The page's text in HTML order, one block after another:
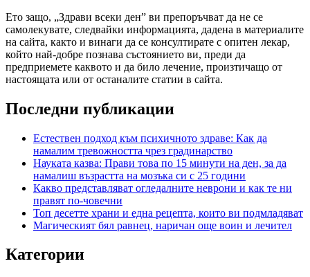
Ето защо, „Здрави всеки ден” ви препоръчват да не се
самолекувате, следвайки информацията, дадена в материалите
на сайта, както и винаги да се консултирате с опитен лекар,
който най-добре познава състоянието ви, преди да
предприемете каквото и да било лечение, произтичащо от
настоящата или от останалите статии в сайта.
Последни публикации
Естествен подход към психичното здраве: Как да
намалим тревожността чрез градинарство
Науката казва: Прави това по 15 минути на ден, за да
намалиш възрастта на мозъка си с 25 години
Какво представляват огледалните неврони и как те ни
правят по-човечни
Топ десетте храни и една рецепта, които ви подмладяват
Магическият бял равнец, наричан още воин и лечител
Категории